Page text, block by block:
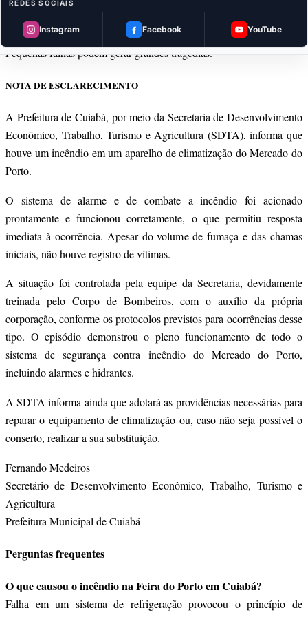
REDES SOCIAIS
Instagram Facebook YouTube
circulação precisam manter extintores em dia, revisar fios e painéis
elétricos, e treinar os ocupantes para situações de emergência.
Pequenas falhas podem gerar grandes tragédias.
NOTA DE ESCLARECIMENTO
A Prefeitura de Cuiabá, por meio da Secretaria de Desenvolvimento
Econômico, Trabalho, Turismo e Agricultura (SDTA), informa que
houve um incêndio em um aparelho de climatização do Mercado do
Porto.
O sistema de alarme e de combate a incêndio foi acionado
prontamente e funcionou corretamente, o que permitiu resposta
imediata à ocorrência. Apesar do volume de fumaça e das chamas
iniciais, não houve registro de vítimas.
A situação foi controlada pela equipe da Secretaria, devidamente
treinada pelo Corpo de Bombeiros, com o auxílio da própria
corporação, conforme os protocolos previstos para ocorrências desse
tipo. O episódio demonstrou o pleno funcionamento de todo o
sistema de segurança contra incêndio do Mercado do Porto,
incluindo alarmes e hidrantes.
A SDTA informa ainda que adotará as providências necessárias para
reparar o equipamento de climatização ou, caso não seja possível o
conserto, realizar a sua substituição.
Fernando Medeiros
Secretário de Desenvolvimento Econômico, Trabalho, Turismo e
Agricultura
Prefeitura Municipal de Cuiabá
Perguntas frequentes
O que causou o incêndio na Feira do Porto em Cuiabá?
Falha em um sistema de refrigeração provocou o princípio de